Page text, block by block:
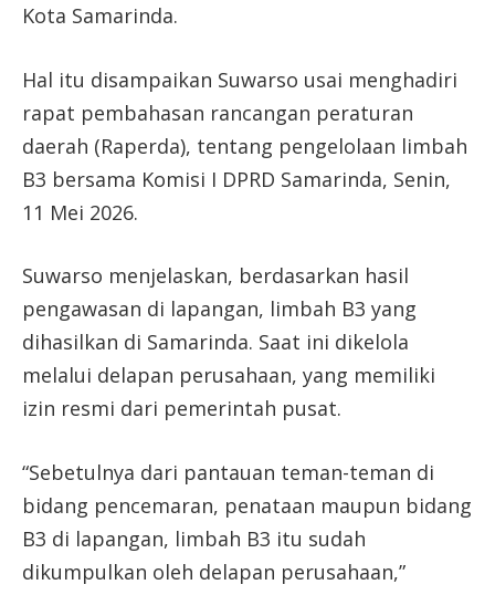
Kota Samarinda.
Hal itu disampaikan Suwarso usai menghadiri
rapat pembahasan rancangan peraturan
daerah (Raperda), tentang pengelolaan limbah
B3 bersama Komisi I DPRD Samarinda, Senin,
11 Mei 2026.
Suwarso menjelaskan, berdasarkan hasil
pengawasan di lapangan, limbah B3 yang
dihasilkan di Samarinda. Saat ini dikelola
melalui delapan perusahaan, yang memiliki
izin resmi dari pemerintah pusat.
“Sebetulnya dari pantauan teman-teman di
bidang pencemaran, penataan maupun bidang
B3 di lapangan, limbah B3 itu sudah
dikumpulkan oleh delapan perusahaan,”